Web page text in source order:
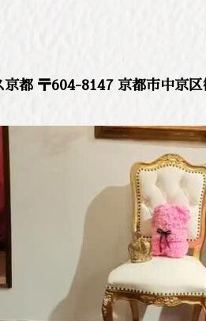
京都 〒604-8147 京都市中京